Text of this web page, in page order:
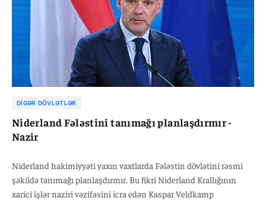
DIGƏR DÖVLƏTLƏR
Niderland Fələstini tanımağı planlaşdırmır -
Nazir
Niderland hakimiyyəti yaxın vaxtlarda Fələstin dövlətini rəsmi
şəkildə tanımağı planlaşdırmır. Bu fikri Niderland Krallığının
xarici işlər naziri vəzifəsini icra edən Kaspar Veldkamp